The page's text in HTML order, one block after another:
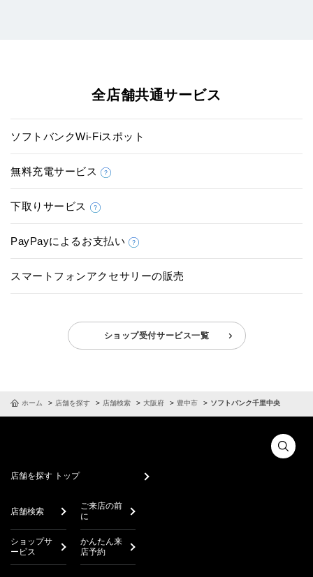
全店舗共通サービス
ソフトバンクWi-Fiスポット
無料充電サービス
下取りサービス
PayPayによるお支払い
スマートフォンアクセサリーの販売
ショップ受付サービス一覧
ホーム 店舗を探す 店舗検索 大阪府 豊中市 ソフトバンク千里中央
店舗を探す トップ
店舗検索
ご来店の前
に
ショップサ
ービス
かんたん来
店予約